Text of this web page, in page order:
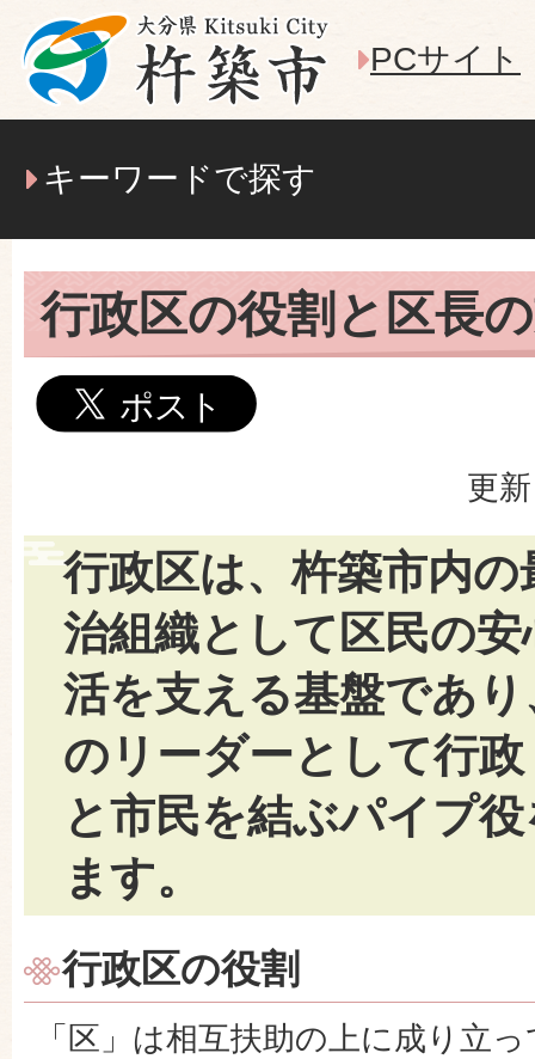
PCサイト
キーワードで探す
行政区の役割と区長
更
行政区は、杵築市内
治組織として区民の
活を支える基盤であ
のリーダーとして行
と市民を結ぶパイプ
ます。
行政区の役割
「区」は相互扶助の上に成り立